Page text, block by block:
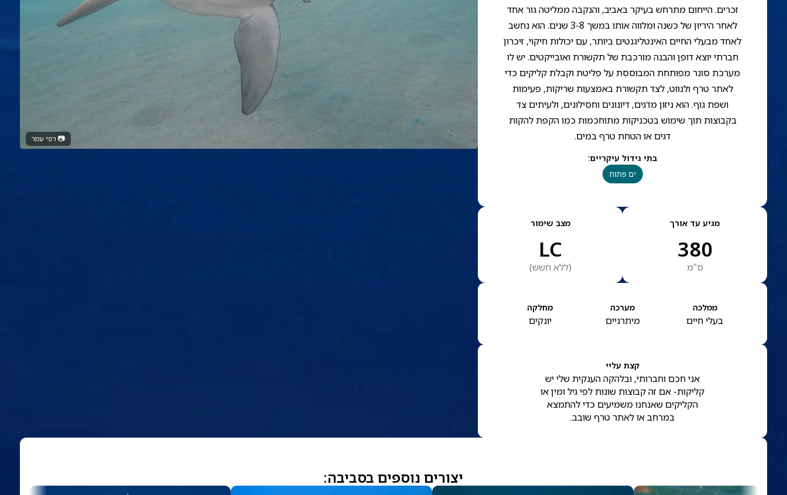
📷 רפי עמר
זכרים. הייחום מתרחש בעיקר באביב, והנקבה ממליטה גור אחד
לאחר היריון של כשנה ומלווה אותו במשך 3-8 שנים. הוא נחשב
לאחד מבעלי החיים האינטליגנטים ביותר, עם יכולות חיקוי, זיכרון
חברתי יוצא דופן והבנה מורכבת של תקשורת ואובייקטים. יש לו
מערכת סונר מפותחת המבוססת על פליטת וקבלת קליקים כדי
לאתר טרף ולנווט, לצד תקשורת באמצעות שריקות, פעימות
ושפת גוף. הוא ניזון מדגים, דיונונים וחסילונים, ולעיתים צד
בקבוצות תוך שימוש בטכניקות מתוחכמות כמו הקפת להקות
דגים או הטחת טרף במים.
בתי גידול עיקריים:
ים פתוח
מגיע עד אורך
380
ס”מ
מצב שימור
LC
(ללא חשש)
ממלכה
בעלי חיים
מערכה
מיתרניים
מחלקה
יונקים
קצת עליי
אני חכם וחברותי, ובלהקה הענקית שלי יש
קליקות- אם זה קבוצות שונות לפי גיל ומין או
הקליקים שאנחנו משמיעים כדי להתמצא
במרחב או לאתר טרף שובב.
יצורים נוספים בסביבה: